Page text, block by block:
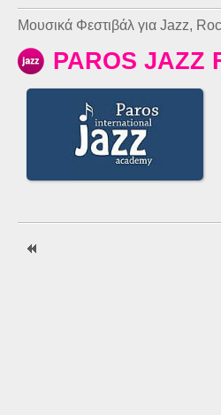
Μουσικά Φεστιβάλ για Jazz,
PAROS JAZZ